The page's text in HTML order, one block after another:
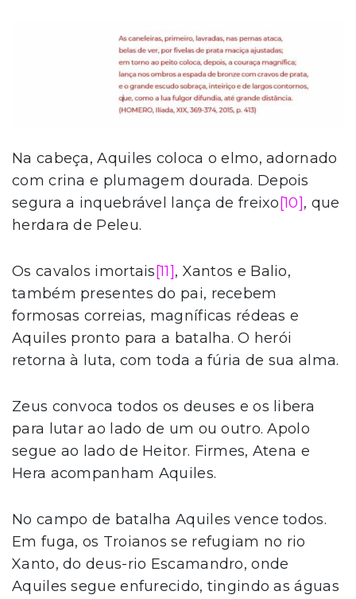
Na cabeça, Aquiles coloca o elmo, adornado
com crina e plumagem dourada. Depois
segura a inquebrável lança de freixo [10], que
herdara de Peleu.
Os cavalos imortais [11], Xantos e Balio,
também presentes do pai, recebem
formosas correias, magníficas rédeas e
Aquiles pronto para a batalha. O herói
retorna à luta, com toda a fúria de sua alma.
Zeus convoca todos os deuses e os libera
para lutar ao lado de um ou outro. Apolo
segue ao lado de Heitor. Firmes, Atena e
Hera acompanham Aquiles.
No campo de batalha Aquiles vence todos.
Em fuga, os Troianos se refugiam no rio
Xanto, do deus-rio Escamandro, onde
Aquiles segue enfurecido, tingindo as águas